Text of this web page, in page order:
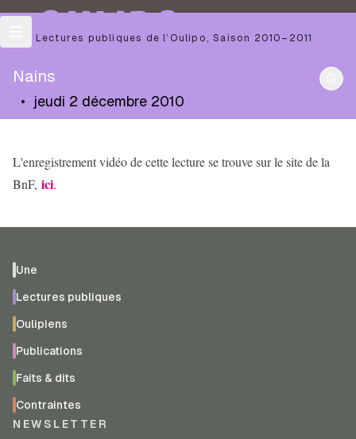
OULIPO
Les Lectures publiques de l’Oulipo ,Saison 2010–2011
Nains
• jeudi 2 décembre 2010
L'enregistrement vidéo de cette lecture se trouve sur le site de la
BnF, ici.
Une
Lectures publiques
Oulipiens
Publications
Faits & dits
Contraintes
NEWSLETTER